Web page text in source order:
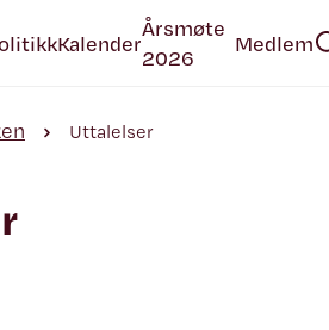
Kalender
Årsmøte
2026
Medlem
Uttalelser